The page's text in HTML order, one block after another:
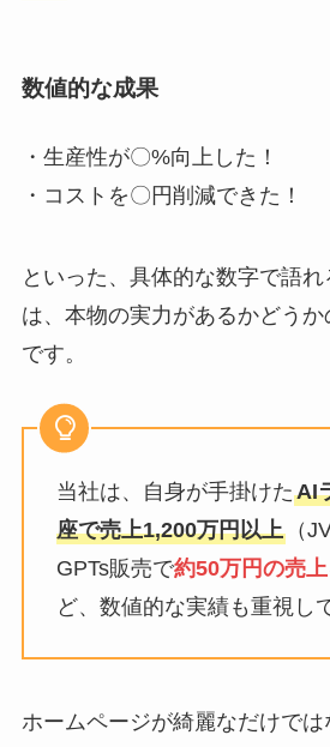
数値的な成果
・生産性が〇%向上した！
・コストを〇円削減できた！
といった、具体的な数字で語
は、本物の実力があるかどうか
です。
当社は、自身が手掛けたAI
座で売上1,200万円以上（
GPTs販売で約50万円の売上
ど、数値的な実績も重視し
ホームページが綺麗なだけで